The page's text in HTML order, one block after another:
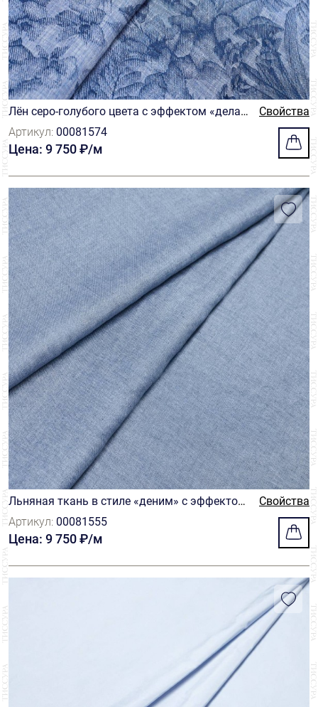
Redaelli 1
Riechers Marescot 1
Ruffo Coli 2
Scabal 4
Scopel 1
Solstiss
Sophie Hallette 1
Taroni 7
Tbm 1
Thomas Mason 1
Zegna 2
Лён серо-голубого цвета с эффектом «делав
е» с растительным узором
Свойства
Артикул: 00081574
Цена: 9 750 ₽/м
Льняная ткань в стиле «деним» с эффектом
«делаве» серо-голубого оттенка
Свойства
Артикул: 00081555
Цена: 9 750 ₽/м